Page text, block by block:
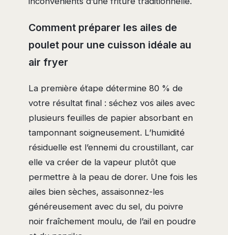
Comment préparer les ailes de
poulet pour une cuisson idéale au
air fryer
La première étape détermine 80 % de
votre résultat final : séchez vos ailes avec
plusieurs feuilles de papier absorbant en
tamponnant soigneusement. L’humidité
résiduelle est l’ennemi du croustillant, car
elle va créer de la vapeur plutôt que
permettre à la peau de dorer. Une fois les
ailes bien sèches, assaisonnez-les
généreusement avec du sel, du poivre
noir fraîchement moulu, de l’ail en poudre